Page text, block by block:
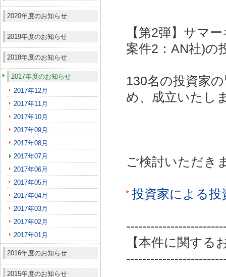
2020年度のお知らせ
2019年度のお知らせ
2018年度のお知らせ
2017年度のお知らせ
2017年12月
2017年11月
2017年10月
2017年09月
2017年08月
2017年07月
2017年06月
2017年05月
2017年04月
2017年03月
2017年02月
2017年01月
2016年度のお知らせ
2015年度のお知らせ
【第2弾】サマ
案件2：AN社)の
130名の投資家
め、成立いたし
ご検討いただき
投資家による
【本件に関する